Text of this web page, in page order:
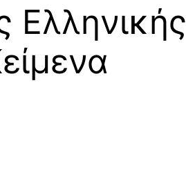
Ελληνικής